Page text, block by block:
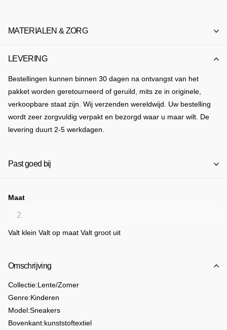
MATERIALEN & ZORG
LEVERING
Bestellingen kunnen binnen 30 dagen na ontvangst van het
pakket worden geretourneerd of geruild, mits ze in originele,
verkoopbare staat zijn. Wij verzenden wereldwijd. Uw bestelling
wordt zeer zorgvuldig verpakt en bezorgd waar u maar wilt. De
levering duurt 2-5 werkdagen.
Past goed bij
Maat
Valt klein Valt op maat Valt groot uit
Omschrijving
Collectie:Lente/Zomer
Genre:Kinderen
Model:Sneakers
Bovenkant:kunststoftextiel